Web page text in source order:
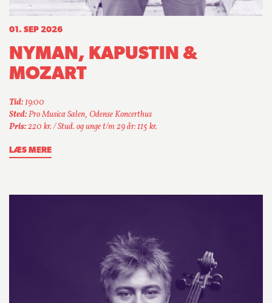
01. SEP 2026
NYMAN, KAPUSTIN &
MOZART
Tid:19:00
Sted:Pro Musica Salen, Odense Koncerthus
Pris:220 kr. / Stud. og unge t/m 29 år: 115 kr.
LÆS MERE